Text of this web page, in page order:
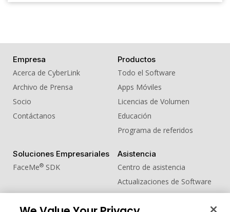
Empresa
Acerca de CyberLink
Archivo de Prensa
Socio
Contáctanos
Productos
Todo el Software
Apps Móviles
Licencias de Volumen
Educación
Programa de referidos
Soluciones Empresariales
FaceMe® SDK
Asistencia
Centro de asistencia
Actualizaciones de Software
Centro de Aprendizaje